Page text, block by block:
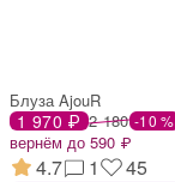
Блуза AjouR
1 970 ₽ 2 180 -10 %
вернём до 590 ₽
4.7 1 45